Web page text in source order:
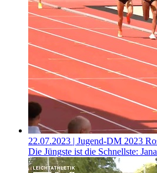
22.07.2023 | Jugend-DM 2023
Die Jüngste ist die Schnellste: